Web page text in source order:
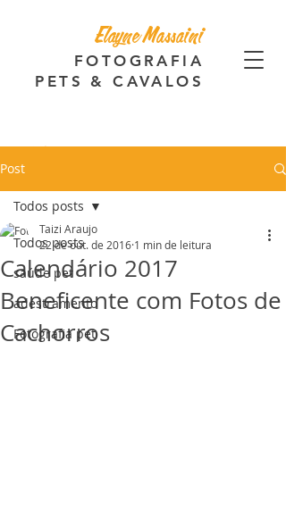
Elayne Massaini
FOTOGRAFIA
PETS & CAVALOS
Post
Todos posts
saúde pet
adestramento
Fotografia pet
Todos posts
Calendário 2017
Beneficente com Fotos de
Cachorros
Taizi Araujo
22 de out. de 2016 1 min de leitura